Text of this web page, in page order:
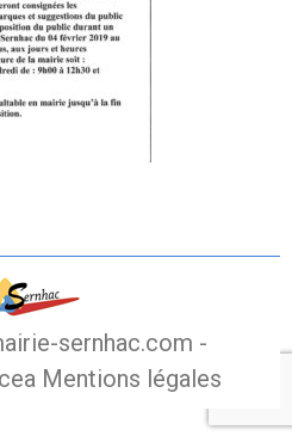
sernhac.com -
Mentions légales